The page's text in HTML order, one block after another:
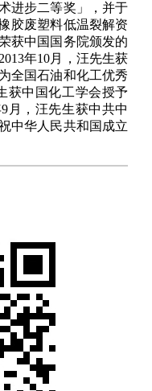
进步二等奖」，并于
胶废塑料低温裂解资
获中国国务院颁发的
年10月，汪先生获
全国石油和化工优秀
获中国化工学会授予
月，汪先生获中共中
中华人民共和国成立